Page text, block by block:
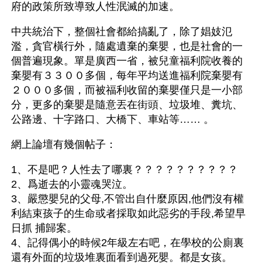
府的政策所致導致人性泯滅的加速。
中共統治下，整個社會都給搞亂了，除了娼妓氾
濫，貪官橫行外，隨處遺棄的棄嬰，也是社會的一
個普遍現象。單是廣西一省，被兒童福利院收養的
棄嬰有３３００多個，每年平均送進福利院棄嬰有
２０００多個，而被福利收留的棄嬰僅只是一小部
分，更多的棄嬰是隨意丟在街頭、垃圾堆、糞坑、
公路邊、十字路口、大橋下、車站等…… 。
網上論壇有幾個帖子：
1、不是吧？人性去了哪裏？？？？？？？？？？
2、爲逝去的小靈魂哭泣。
3、嚴懲嬰兒的父母,不管出自什麼原因,他們沒有權
利結束孩子的生命或者採取如此惡劣的手段,希望早
日抓 捕歸案。
4、記得偶小的時候2年級左右吧，在學校的公廁裏
還有外面的垃圾堆裏面看到過死嬰。都是女孩。